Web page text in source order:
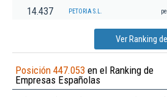
14.437 PETORIA S.L.
Ver Ranking
Posición 447.053 en el Ranking de
Empresas Españolas